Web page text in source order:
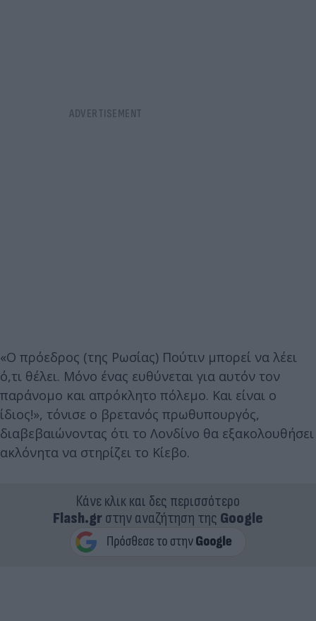
«Ο πρόεδρος (της Ρωσίας) Πούτιν μπορεί να λέει
ό,τι θέλει. Μόνο ένας ευθύνεται για αυτόν τον
παράνομο και απρόκλητο πόλεμο. Και είναι ο
ίδιος!», τόνισε ο βρετανός πρωθυπουργός,
διαβεβαιώνοντας ότι το Λονδίνο θα εξακολουθήσει
ακλόνητα να στηρίζει το Κίεβο.
Κάνε κλικ και δες περισσότερο
Flash.grστην αναζήτηση της Google